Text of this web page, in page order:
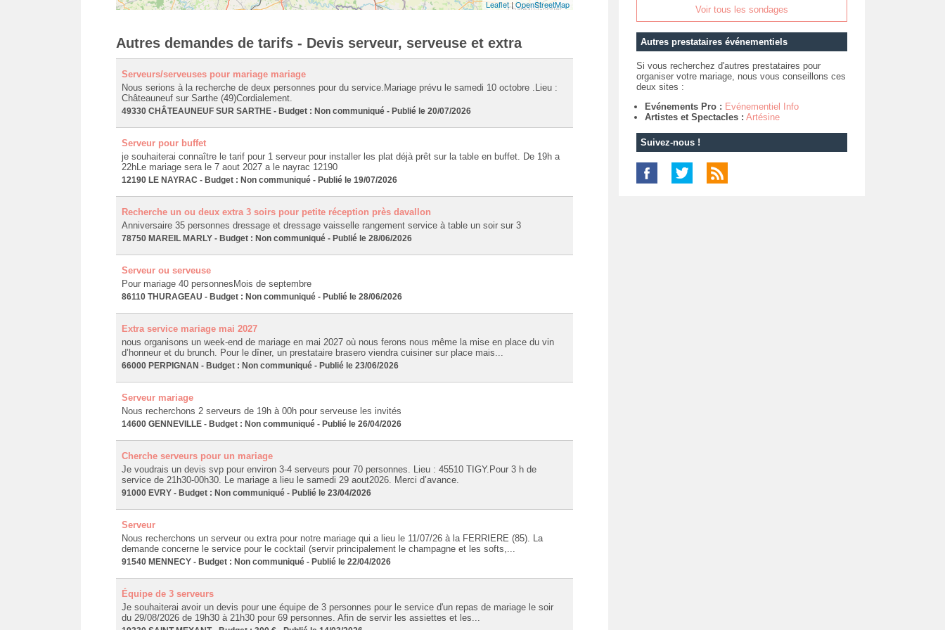
Leaflet|OpenStreetMap
Autres demandes de tarifs - Devis serveur, serveuse et extra
Serveurs/serveuses pour mariage mariage
Nous serions à la recherche de deux personnes pour du service.Mariage prévu le samedi 10 octobre .Lieu :
Châteauneuf sur Sarthe (49)Cordialement.
49330 CHÂTEAUNEUF SUR SARTHE - Budget : Non communiqué - Publié le 20/07/2026
Serveur pour buffet
je souhaiterai connaître le tarif pour 1 serveur pour installer les plat déjà prêt sur la table en buffet. De 19h a
22hLe mariage sera le 7 aout 2027 a le nayrac 12190
12190 LE NAYRAC - Budget : Non communiqué - Publié le 19/07/2026
Recherche un ou deux extra 3 soirs pour petite réception près davallon
Anniversaire 35 personnes dressage et dressage vaisselle rangement service à table un soir sur 3
78750 MAREIL MARLY - Budget : Non communiqué - Publié le 28/06/2026
Serveur ou serveuse
Pour mariage 40 personnesMois de septembre
86110 THURAGEAU - Budget : Non communiqué - Publié le 28/06/2026
Extra service mariage mai 2027
nous organisons un week-end de mariage en mai 2027 où nous ferons nous même la mise en place du vin
d’honneur et du brunch. Pour le dîner, un prestataire brasero viendra cuisiner sur place mais...
66000 PERPIGNAN - Budget : Non communiqué - Publié le 23/06/2026
Serveur mariage
Nous recherchons 2 serveurs de 19h à 00h pour serveuse les invités
14600 GENNEVILLE - Budget : Non communiqué - Publié le 26/04/2026
Cherche serveurs pour un mariage
Je voudrais un devis svp pour environ 3-4 serveurs pour 70 personnes. Lieu : 45510 TIGY.Pour 3 h de
service de 21h30-00h30. Le mariage a lieu le samedi 29 aout2026. Merci d’avance.
91000 EVRY - Budget : Non communiqué - Publié le 23/04/2026
Serveur
Nous recherchons un serveur ou extra pour notre mariage qui a lieu le 11/07/26 à la FERRIERE (85). La
demande concerne le service pour le cocktail (servir principalement le champagne et les softs,...
91540 MENNECY - Budget : Non communiqué - Publié le 22/04/2026
Équipe de 3 serveurs
Je souhaiterai avoir un devis pour une équipe de 3 personnes pour le service d'un repas de mariage le soir
du 29/08/2026 de 19h30 à 21h30 pour 69 personnes. Afin de servir les assiettes et les...
Voir tous les sondages
Autres prestataires événementiels
Si vous recherchez d'autres prestataires pour
organiser votre mariage, nous vous conseillons ces
deux sites :
Evénements Pro : Evénementiel Info
Artistes et Spectacles : Artésine
Suivez-nous !